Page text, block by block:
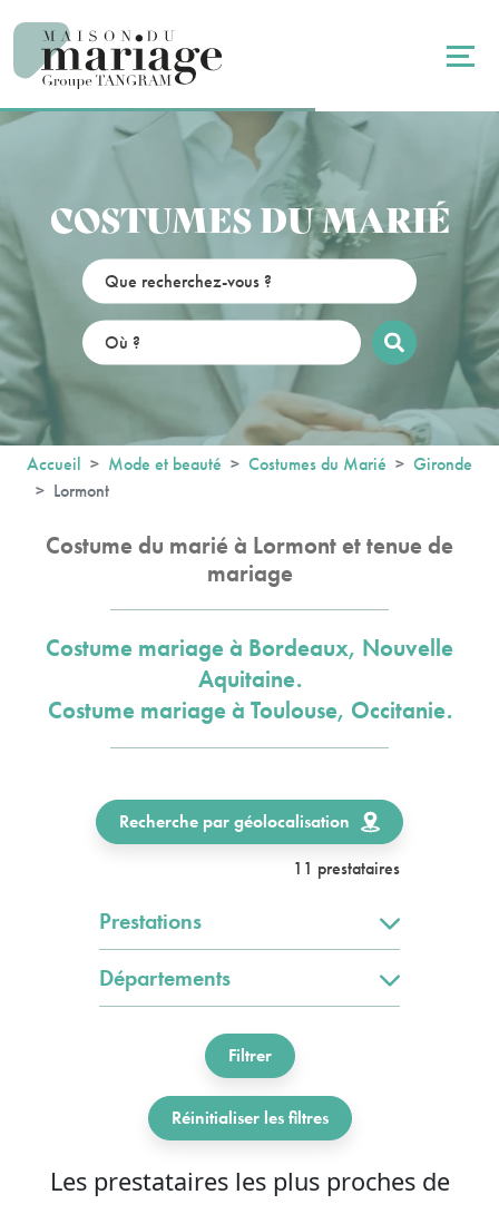
COSTUMES DU MARIÉ
Accueil Mode et beauté Costumes du Marié
Gironde
Lormont
Costume du marié à Lormont et tenue de
mariage
Costume mariage à Bordeaux, Nouvelle
Aquitaine.
Costume mariage à Toulouse, Occitanie.
Recherche par géolocalisation
11 prestataires
Prestations
Départements
Filtrer
Réinitialiser les filtres
Les prestataires les plus proches de